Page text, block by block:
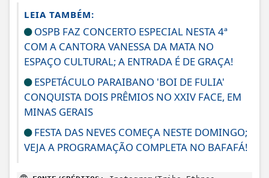
LEIA TAMBÉM:
OSPB FAZ CONCERTO ESPECIAL NESTA 4ª
COM A CANTORA VANESSA DA MATA NO
ESPAÇO CULTURAL; A ENTRADA É DE GRAÇA!
ESPETÁCULO PARAIBANO 'BOI DE FULIA'
CONQUISTA DOIS PRÊMIOS NO XXIV FACE, EM
MINAS GERAIS
FESTA DAS NEVES COMEÇA NESTE DOMINGO;
VEJA A PROGRAMAÇÃO COMPLETA NO BAFAFÁ!